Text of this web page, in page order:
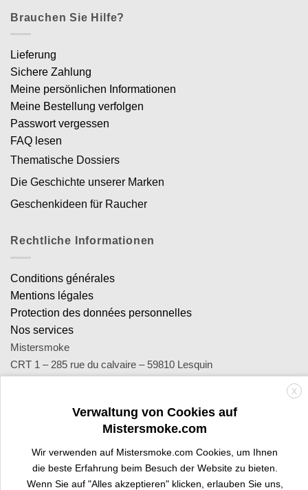
Brauchen Sie Hilfe?
Lieferung
Sichere Zahlung
Meine persönlichen Informationen
Meine Bestellung verfolgen
Passwort vergessen
FAQ lesen
Thematische Dossiers
Die Geschichte unserer Marken
Geschenkideen für Raucher
Rechtliche Informationen
Conditions générales
Mentions légales
Protection des données personnelles
Nos services
Mistersmoke
CRT 1 – 285 rue du calvaire – 59810 Lesquin
Contact : notre équipe d’experts est joignable par email
sav@mistersmoke.com ou par téléphone au 03 20 90 56 55 du
lundi au vendredi de 9h à 17h.
X
Verwaltung von Cookies auf
Mistersmoke.com
Wir verwenden auf Mistersmoke.com Cookies, um Ihnen
die beste Erfahrung beim Besuch der Website zu bieten.
Wenn Sie auf "Alles akzeptieren" klicken, erlauben Sie uns,